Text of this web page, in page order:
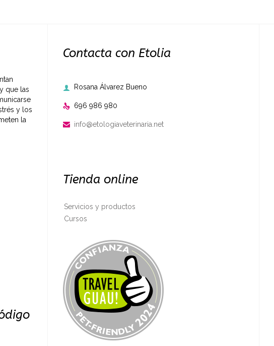
que las
y los
la
Contacta con Etolia
 Rosana Álvarez Bueno
 696 986 980
 info@etologiaveterinaria.net
Tienda online
Servicios y productos
Cursos